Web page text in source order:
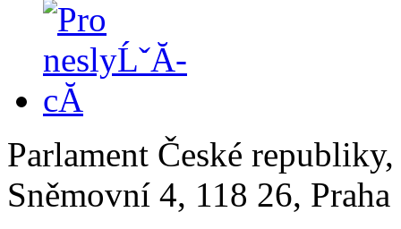
Parlament České
Sněmovní 4, 118 26,